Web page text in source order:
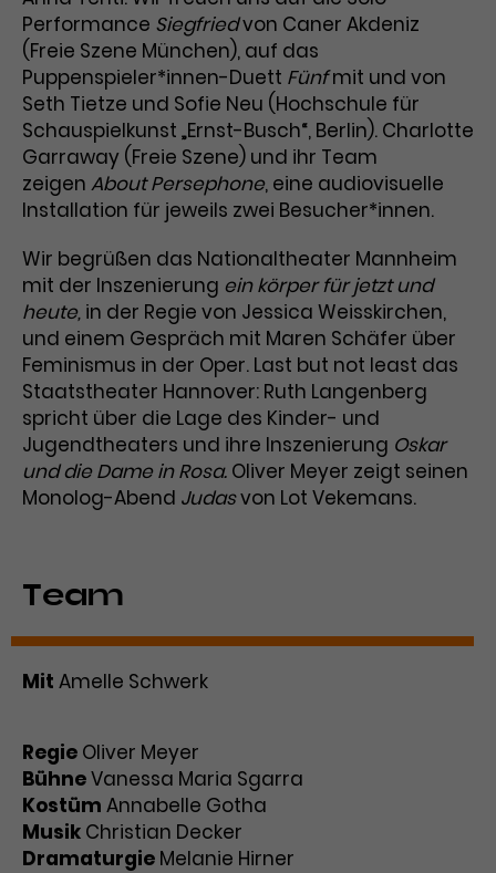
verschiedene Websites hinweg.
Performance Siegfriedvon Caner Akdeniz
(Freie Szene München), auf das
Puppenspieler*innen-Duett Fünfmit und von
Seth Tietze und Sofie Neu (Hochschule für
Schauspielkunst „Ernst-Busch“, Berlin). Charlotte
Garraway (Freie Szene) und ihr Team
zeigen About Persephone, eine audiovisuelle
Installation für jeweils zwei Besucher*innen.
Wir begrüßen das Nationaltheater Mannheim
mit der Inszenierung ein körper für jetzt und
heute, in der Regie von Jessica Weisskirchen,
und einem Gespräch mit Maren Schäfer über
Feminismus in der Oper. Last but not least das
Staatstheater Hannover: Ruth Langenberg
spricht über die Lage des Kinder- und
Jugendtheaters und ihre Inszenierung Oskar
und die Dame in Rosa. Oliver Meyer zeigt seinen
Monolog-Abend Judasvon Lot Vekemans.
Team
Mit Amelle Schwerk
Regie Oliver Meyer
BühneVanessa Maria Sgarra
Kostüm Annabelle Gotha
Musik Christian Decker
Dramaturgie Melanie Hirner